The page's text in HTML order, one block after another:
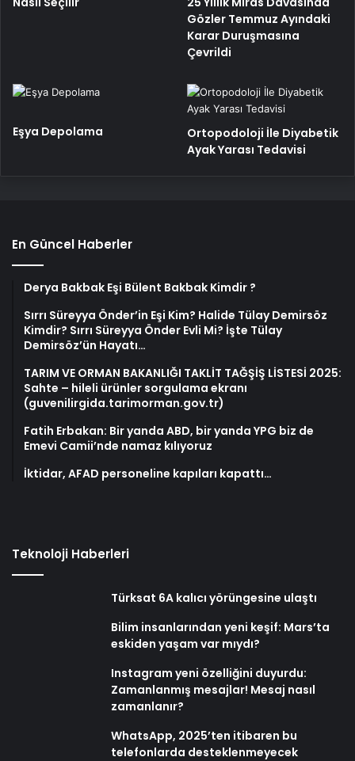
Gözler Temmuz Ayındaki
Karar Duruşmasına
Çevrildi
Eşya Depolama
Ortopodoloji İle Diyabetik
Ayak Yarası Tedavisi
En Güncel Haberler
Derya Bakbak Eşi Bülent Bakbak Kimdir ?
Sırrı Süreyya Önder’in Eşi Kim? Halide Tülay Demirsöz
Kimdir? Sırrı Süreyya Önder Evli Mi? İşte Tülay
Demirsöz’ün Hayatı…
TARIM VE ORMAN BAKANLIĞI TAKLİT TAĞŞİŞ LİSTESİ 2025:
Sahte – hileli ürünler sorgulama ekranı
(guvenilirgida.tarimorman.gov.tr)
Fatih Erbakan: Bir yanda ABD, bir yanda YPG biz de
Emevi Camii’nde namaz kılıyoruz
İktidar, AFAD personeline kapıları kapattı…
Teknoloji Haberleri
Türksat 6A kalıcı yörüngesine ulaştı
Bilim insanlarından yeni keşif: Mars’ta
eskiden yaşam var mıydı?
Instagram yeni özelliğini duyurdu:
Zamanlanmış mesajlar! Mesaj nasıl
zamanlanır?
WhatsApp, 2025’ten itibaren bu
telefonlarda desteklenmeyecek